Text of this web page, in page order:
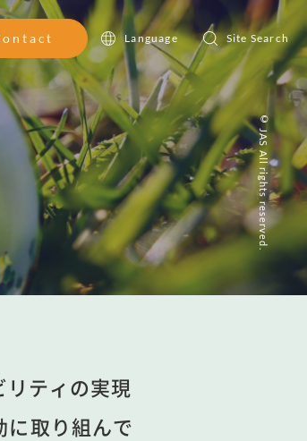
Language Site Search
© JAS All rights reserved.
ティの実現
に取り組んで